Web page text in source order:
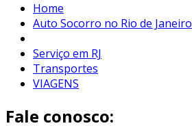
Home
Auto Socorro no Rio de Janeiro
Serviço em RJ
Transportes
VIAGENS
Fale conosco: